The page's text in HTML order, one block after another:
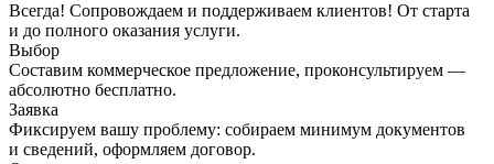
Всегда! Сопровождаем и поддерживаем клиентов! От старта
и до полного оказания услуги.
Выбор
Составим коммерческое предложение, проконсультируем —
абсолютно бесплатно.
Заявка
Фиксируем вашу проблему: собираем минимум документов
и сведений, оформляем договор.